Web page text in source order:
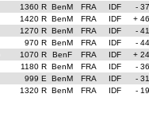
1360 R BenM FRA IDF
-
1420 R BenM FRA IDF
+
1270 R BenM FRA IDF
-
970 R BenM FRA IDF
-
1070 R BenF FRA IDF
+
1180 R BenM FRA IDF
-
999 E BenM FRA IDF
-
1320 R BenM FRA IDF -